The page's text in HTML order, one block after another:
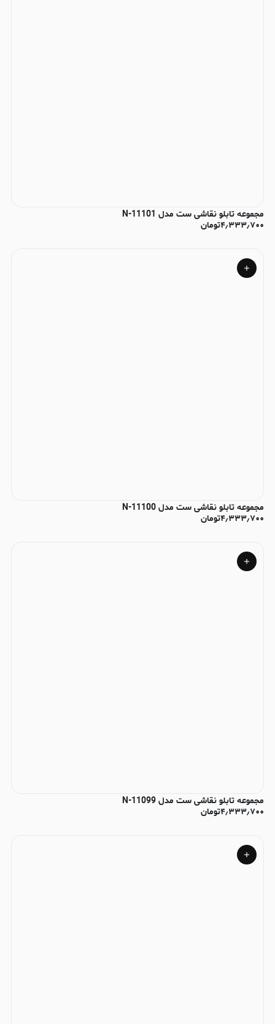
مجموعه تابلو نقاشی ست مدل N-11101
۴٫۳۳۳٫۷۰۰تومان
مجموعه تابلو نقاشی ست مدل N-11100
۴٫۳۳۳٫۷۰۰تومان
مجموعه تابلو نقاشی ست مدل N-11099
۴٫۳۳۳٫۷۰۰تومان